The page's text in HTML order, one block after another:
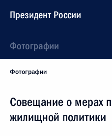
Президент России
Фотографии
Фотографии
Совещание о мерах
жилищной политики